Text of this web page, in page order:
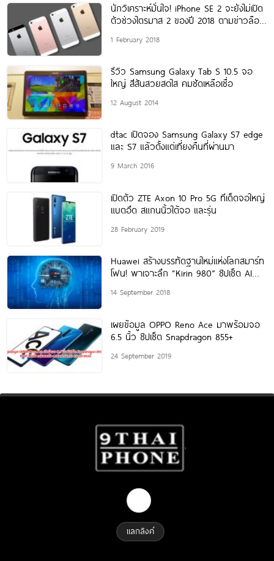
นักวิเคราะห์มั่นใจ! iPhone SE 2 จะยังไม่เปิด
ตัวช่วงไตรมาส 2 ของปี 2018 ตามข่าวลือ
1 February 2018
รีวิว Samsung Galaxy Tab S 10.5 จอ
ใหญ่ สีสันสวยสดใส คมชัดเหลือเชื่อ
12 August 2014
dtac เปิดจอง Samsung Galaxy S7 edge
และ S7 แล้วตั้งแต่เที่ยงคืนที่ผ่านมา
9 March 2016
เปิดตัว ZTE Axon 10 Pro 5G ทีเด็ดจอใหญ่
แบตอึด สแกนนิ้วใต้จอ และรุ่น
28 February 2019
Huawei สร้างบรรทัดฐานใหม่แห่งโลกสมาร์ท
โฟน! พาเจาะลึก “Kirin 980” ชิปเซ็ต AI
พลัง
14 September 2018
เผยข้อมูล OPPO Reno Ace มาพร้อมจอ
6.5 นิ้ว ชิปเซ็ต Snapdragon 855+
24 September 2019
แลกลิงค์